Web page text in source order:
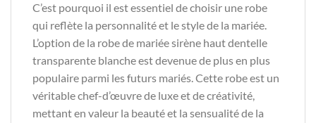
C’est pourquoi il est essentiel de choisir une robe
qui reflète la personnalité et le style de la mariée.
L’option de la robe de mariée sirène haut dentelle
transparente blanche est devenue de plus en plus
populaire parmi les futurs mariés. Cette robe est un
véritable chef-d’œuvre de luxe et de créativité,
mettant en valeur la beauté et la sensualité de la